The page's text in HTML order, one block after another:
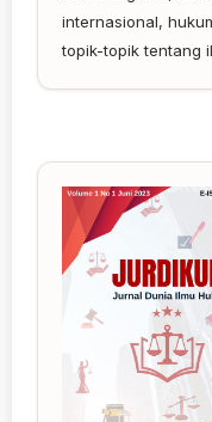
internasional,
topik-topik tentang